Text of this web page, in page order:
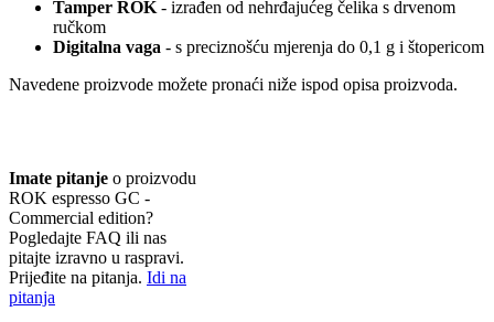
Tamper ROK - izrađen od nehrđajućeg čelika s drvenom
ručkom
Digitalna vaga - s preciznošću mjerenja do 0,1 g i štopericom
Navedene proizvode možete pronaći niže ispod opisa proizvoda.
Imate pitanje o proizvodu
ROK espresso GC -
Commercial edition?
Pogledajte FAQ ili nas
pitajte izravno u raspravi.
Prijeđite na pitanja. Idi na
pitanja